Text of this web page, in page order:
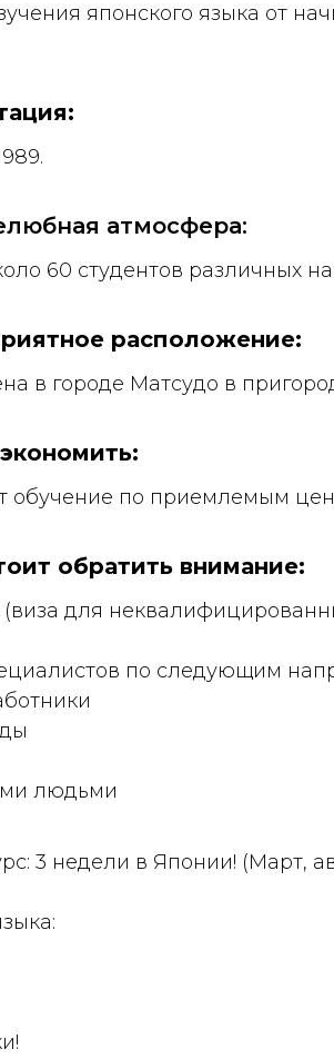
японского языка от
атмосфера:
60 студентов различных
расположение:
в городе Матсудо в
обучение по приемлемым
обратить внимание:
(виза для
по следующим
людьми
3 недели в Японии! (Март,